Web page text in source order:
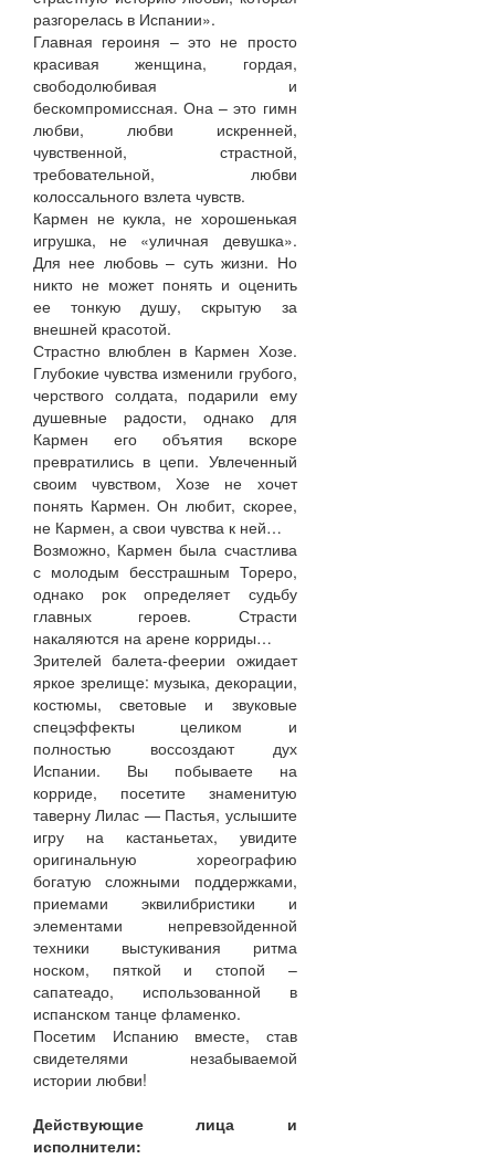
разгорелась в Испании».
Главная героиня – это не просто
красивая женщина, гордая,
свободолюбивая и
бескомпромиссная. Она – это гимн
любви, любви искренней,
чувственной, страстной,
требовательной, любви
колоссального взлета чувств.
Кармен не кукла, не хорошенькая
игрушка, не «уличная девушка».
Для нее любовь – суть жизни. Но
никто не может понять и оценить
ее тонкую душу, скрытую за
внешней красотой.
Страстно влюблен в Кармен Хозе.
Глубокие чувства изменили грубого,
черствого солдата, подарили ему
душевные радости, однако для
Кармен его объятия вскоре
превратились в цепи. Увлеченный
своим чувством, Хозе не хочет
понять Кармен. Он любит, скорее,
не Кармен, а свои чувства к ней…
Возможно, Кармен была счастлива
с молодым бесстрашным Тореро,
однако рок определяет судьбу
главных героев. Страсти
накаляются на арене корриды…
Зрителей балета-феерии ожидает
яркое зрелище: музыка, декорации,
костюмы, световые и звуковые
спецэффекты целиком и
полностью воссоздают дух
Испании. Вы побываете на
корриде, посетите знаменитую
таверну Лилас — Пастья, услышите
игру на кастаньетах, увидите
оригинальную хореографию
богатую сложными поддержками,
приемами эквилибристики и
элементами непревзойденной
техники выстукивания ритма
носком, пяткой и стопой –
сапатеадо, использованной в
испанском танце фламенко.
Посетим Испанию вместе, став
свидетелями незабываемой
истории любви!
Действующие лица и
исполнители: